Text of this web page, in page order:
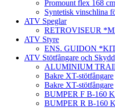
Promount flex 168
Syntetisk vinschlina
ATV Speglar
RETROVISEUR
ATV Styre
ENS. GUIDON
ATV Stötfångare och Skydd
ALUMINIUM
Bakre XT-stötfångare
Bakre XT-stötfångare
BUMPER F B-160
BUMPER R B-160